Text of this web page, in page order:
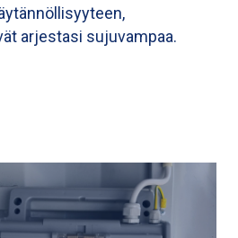
arjestasi sujuvampaa.